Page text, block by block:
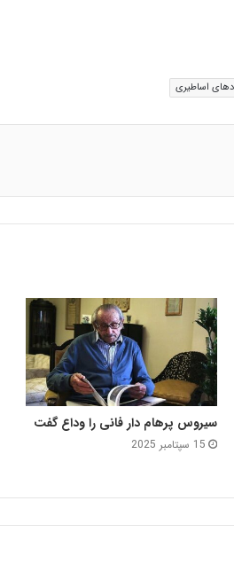
اساطیری
سیروس پرهام دار فانی را وداع گفت
15 سپتامبر 2025